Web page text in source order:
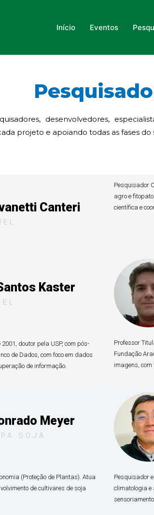
Início Eventos
desenvolvedores,
projeto e apoiando todas as fases
Canteri
Pesquisador
agro e
científica e
Kaster
doutor pela USP, com pós-
de Dados, com foco em dados
de informação.
Professor
Fundação
imagens,
Meyer
SOJA
(Proteção de Plantas). Atua
de cultivares de soja
Pesquisador
climatologia e